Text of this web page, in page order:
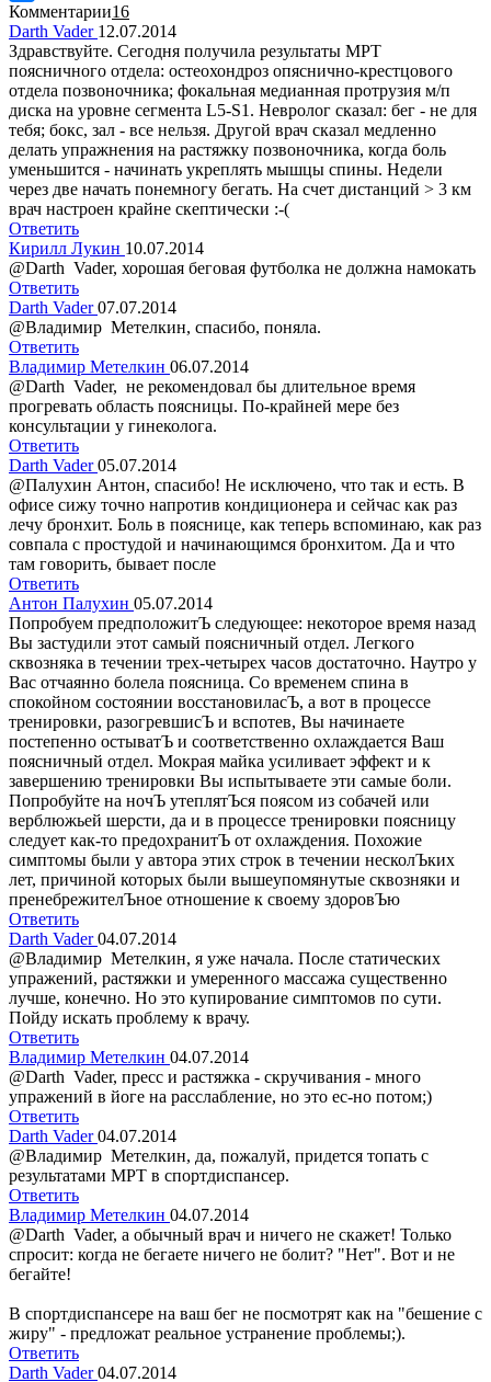
Комментарии16
Darth Vader 12.07.2014
Здравствуйте. Сегодня получила результаты МРТ
поясничного отдела: остеохондроз опяснично-крестцового
отдела позвоночника; фокальная медианная протрузия м/п
диска на уровне сегмента L5-S1. Невролог сказал: бег - не для
тебя; бокс, зал - все нельзя. Другой врач сказал медленно
делать упражнения на растяжку позвоночника, когда боль
уменьшится - начинать укреплять мышцы спины. Недели
через две начать понемногу бегать. На счет дистанций > 3 км
врач настроен крайне скептически :-(
Ответить
Кирилл Лукин 10.07.2014
@Darth Vader, хорошая беговая футболка не должна намокать
Ответить
Darth Vader 07.07.2014
@Владимир Метелкин, спасибо, поняла.
Ответить
Владимир Метелкин 06.07.2014
@Darth Vader, не рекомендовал бы длительное время
прогревать область поясницы. По-крайней мере без
консультации у гинеколога.
Ответить
Darth Vader 05.07.2014
@Палухин Антон, спасибо! Не исключено, что так и есть. В
офисе сижу точно напротив кондиционера и сейчас как раз
лечу бронхит. Боль в пояснице, как теперь вспоминаю, как раз
совпала с простудой и начинающимся бронхитом. Да и что
там говорить, бывает после
Ответить
Антон Палухин 05.07.2014
Попробуем предположитЪ следующее: некоторое время назад
Вы застудили этот самый поясничный отдел. Легкого
сквозняка в течении трех-четырех часов достаточно. Наутро у
Вас отчаянно болела поясница. Со временем спина в
спокойном состоянии восстановиласЪ, а вот в процессе
тренировки, разогревшисЪ и вспотев, Вы начинаете
постепенно остыватЪ и соответственно охлаждается Ваш
поясничный отдел. Мокрая майка усиливает эффект и к
завершению тренировки Вы испытываете эти самые боли.
Попробуйте на ночЪ утеплятЪся поясом из собачей или
верблюжьей шерсти, да и в процессе тренировки поясницу
следует как-то предохранитЪ от охлаждения. Похожие
симптомы были у автора этих строк в течении несколЪких
лет, причиной которых были вышеупомянутые сквозняки и
пренебрежителЪное отношение к своему здоровЪю
Ответить
Darth Vader 04.07.2014
@Владимир Метелкин, я уже начала. После статических
упражений, растяжки и умеренного массажа существенно
лучше, конечно. Но это купирование симптомов по сути.
Пойду искать проблему к врачу.
Ответить
Владимир Метелкин 04.07.2014
@Darth Vader, пресс и растяжка - скручивания - много
упражений в йоге на расслабление, но это ес-но потом;)
Ответить
Darth Vader 04.07.2014
@Владимир Метелкин, да, пожалуй, придется топать с
результатами МРТ в спортдиспансер.
Ответить
Владимир Метелкин 04.07.2014
@Darth Vader, а обычный врач и ничего не скажет! Только
спросит: когда не бегаете ничего не болит? "Нет". Вот и не
бегайте!
В спортдиспансере на ваш бег не посмотрят как на "бешение с
жиру" - предложат реальное устранение проблемы;).
Ответить
Darth Vader 04.07.2014